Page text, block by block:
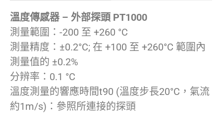
溫度傳感器 – 外部探頭 PT1000
測量範圍：-200 至 +260 °C
測量精度：±0.2°C; 在 +100 至 +260°C 範圍內
測量值的 ±0.2%
分辨率：0.1 °C
溫度測量的響應時間t90 (溫度步長20°C，氣流
約1m/s)：參照所連接的探頭